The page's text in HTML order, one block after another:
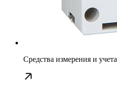
Средства измерения и учета